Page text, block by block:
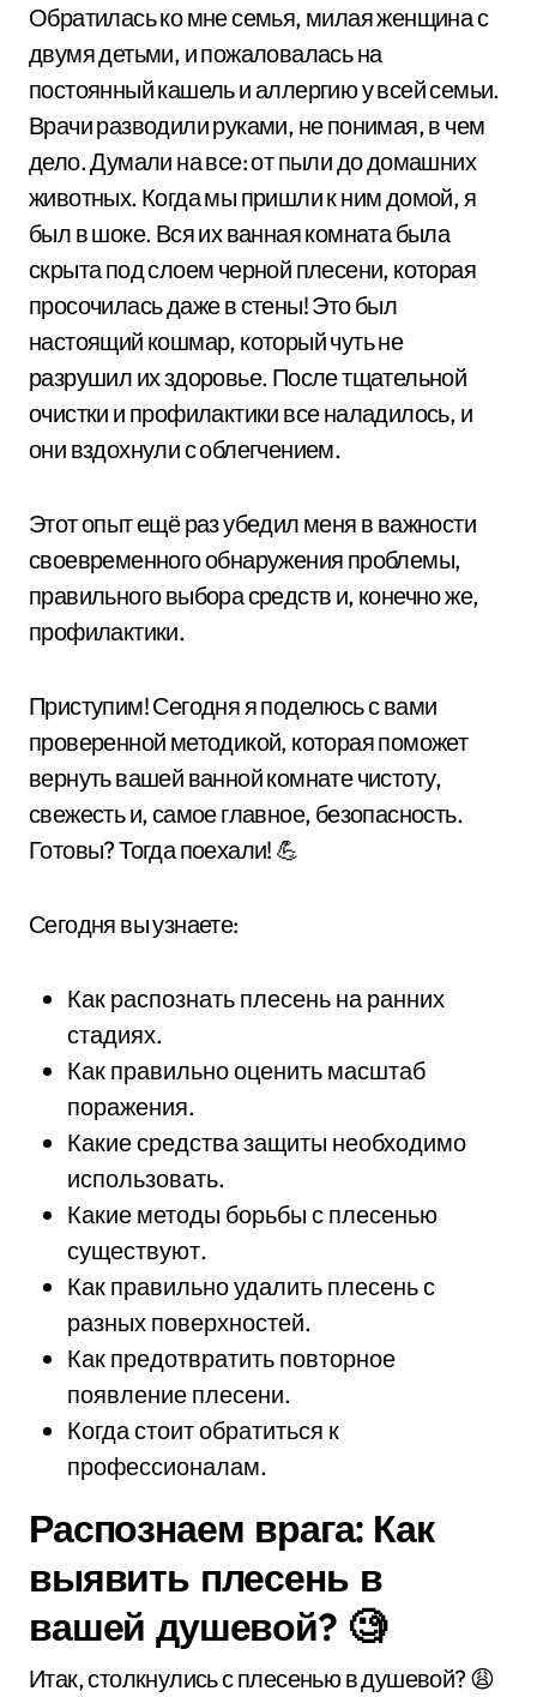
Обратилась ко мне семья, милая женщина с
двумя детьми, и пожаловалась на
постоянный кашель и аллергию у всей семьи.
Врачи разводили руками, не понимая, в чем
дело. Думали на все: от пыли до домашних
животных. Когда мы пришли к ним домой, я
был в шоке. Вся их ванная комната была
скрыта под слоем черной плесени, которая
просочилась даже в стены! Это был
настоящий кошмар, который чуть не
разрушил их здоровье. После тщательной
очистки и профилактики все наладилось, и
они вздохнули с облегчением.
Этот опыт ещё раз убедил меня в важности
своевременного обнаружения проблемы,
правильного выбора средств и, конечно же,
профилактики.
Приступим! Сегодня я поделюсь с вами
проверенной методикой, которая поможет
вернуть вашей ванной комнате чистоту,
свежесть и, самое главное, безопасность.
Готовы? Тогда поехали! 💪
Сегодня вы узнаете:
Как распознать плесень на ранних
стадиях.
Как правильно оценить масштаб
поражения.
Какие средства защиты необходимо
использовать.
Какие методы борьбы с плесенью
существуют.
Как правильно удалить плесень с
разных поверхностей.
Как предотвратить повторное
появление плесени.
Когда стоит обратиться к
профессионалам.
Распознаем врага: Как
выявить плесень в
вашей душевой? 🧐
Итак, столкнулись с плесенью в душевой? 😩